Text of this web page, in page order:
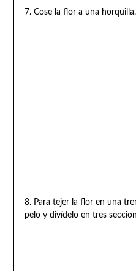
7. Cose la flor a una horquilla.
8. Para tejer la flor en una
pelo y divídelo en tres